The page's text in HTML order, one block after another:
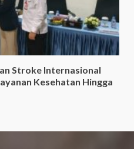
Stroke Internasional
Kesehatan Hingga